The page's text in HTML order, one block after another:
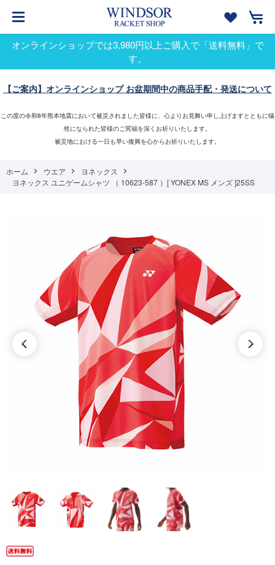
オンラインショップでは3,980円以上ご購入で「送料無料」で
す。
【ご案内】オンラインショップ お盆期間中の商品手配・発送について
この度の令和8年熊本地震において被災されました皆様に、心よりお見舞い申し上げますとともに犠
牲になられた皆様のご冥福を深くお祈りいたします。
被災地における一日も早い復興を心からお祈りいたします。
ホーム ウエア
ヨネックス
ヨネックス ユニゲームシャツ （ 10623-587 ）[ YONEX MS メンズ ]25SS